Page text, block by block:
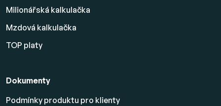
Milionářská kalkulačka
Mzdová kalkulačka
TOP platy
Dokumenty
Podmínky produktu pro klienty